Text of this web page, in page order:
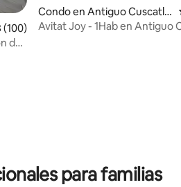
promedio: 4.98 de 5, 100
(100)
de
Condo en Antiguo Cuscatlá
n
Avitat Joy - 1Hab en Antiguo
para familias